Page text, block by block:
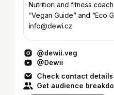
Nutrition and fitness
“Vegan Guide” and “Eco
info@dewi.cz
@dewii.veg
@Dewii
Check contact details
Get audience